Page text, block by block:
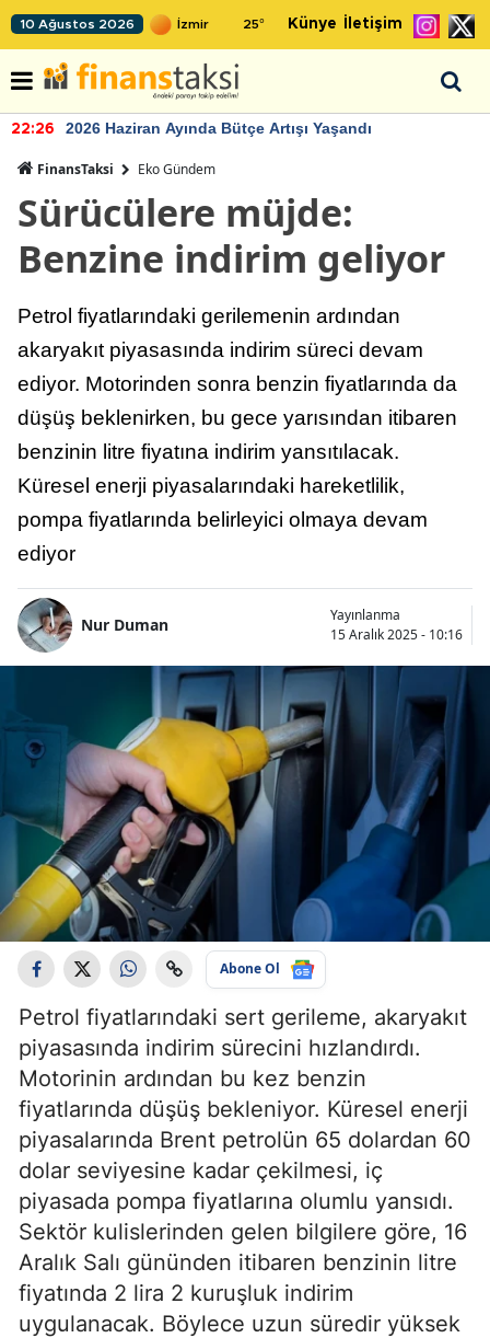
10 Ağustos 2026 25° Künye İletişim
22:26 2026 Haziran Ayında Bütçe Artışı Yaşandı
FinansTaksi Eko Gündem
Sürücülere müjde:
Benzine indirim geliyor
Petrol fiyatlarındaki gerilemenin ardından
akaryakıt piyasasında indirim süreci devam
ediyor. Motorinden sonra benzin fiyatlarında da
düşüş beklenirken, bu gece yarısından itibaren
benzinin litre fiyatına indirim yansıtılacak.
Küresel enerji piyasalarındaki hareketlilik,
pompa fiyatlarında belirleyici olmaya devam
ediyor
Nur Duman
Yayınlanma
15 Aralık 2025 - 10:16
Abone Ol
Petrol fiyatlarındaki sert gerileme, akaryakıt
piyasasında indirim sürecini hızlandırdı.
Motorinin ardından bu kez benzin
fiyatlarında düşüş bekleniyor. Küresel enerji
piyasalarında Brent petrolün 65 dolardan 60
dolar seviyesine kadar çekilmesi, iç
piyasada pompa fiyatlarına olumlu yansıdı.
Sektör kulislerinden gelen bilgilere göre, 16
Aralık Salı gününden itibaren benzinin litre
fiyatında 2 lira 2 kuruşluk indirim
uygulanacak. Böylece uzun süredir yüksek